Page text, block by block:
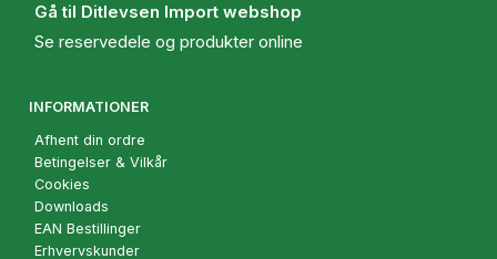
Gå til Ditlevsen Import webshop
Se reservedele og produkter online
INFORMATIONER
Afhent din ordre
Betingelser & Vilkår
Cookies
Downloads
EAN Bestillinger
Erhvervskunder